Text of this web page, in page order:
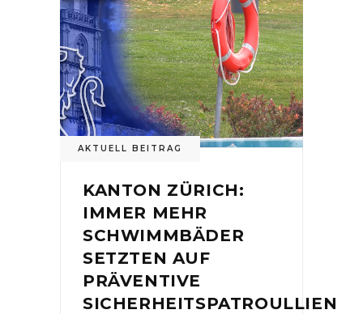
AKTUELL BEITRAG
KANTON ZÜRICH:
IMMER MEHR
SCHWIMMBÄDER
SETZTEN AUF
PRÄVENTIVE
SICHERHEITSPATROULLIEN